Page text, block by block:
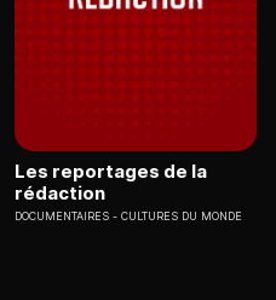
Les reportages de la
rédaction
DOCUMENTAIRES CULTURES DU MONDE